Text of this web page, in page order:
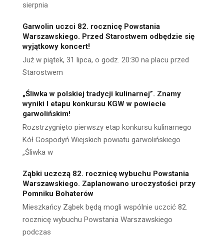
sierpnia
Garwolin uczci 82. rocznicę Powstania
Warszawskiego. Przed Starostwem odbędzie się
wyjątkowy koncert!
Już w piątek, 31 lipca, o godz. 20:30 na placu przed
Starostwem
„Śliwka w polskiej tradycji kulinarnej”. Znamy
wyniki I etapu konkursu KGW w powiecie
garwolińskim!
Rozstrzygnięto pierwszy etap konkursu kulinarnego
Kół Gospodyń Wiejskich powiatu garwolińskiego
„Śliwka w
Ząbki uczczą 82. rocznicę wybuchu Powstania
Warszawskiego. Zaplanowano uroczystości przy
Pomniku Bohaterów
Mieszkańcy Ząbek będą mogli wspólnie uczcić 82.
rocznicę wybuchu Powstania Warszawskiego
podczas